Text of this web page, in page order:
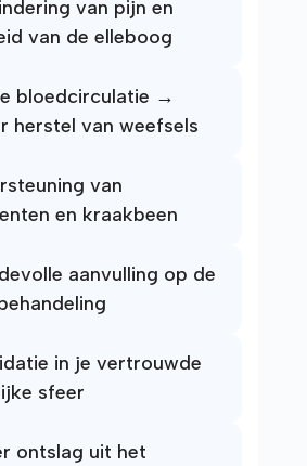
van pijn en
van de elleboog
bloedcirculatie →
herstel van weefsels
van
en kraakbeen
aanvulling op de
in je vertrouwde
sfeer
ontslag uit het